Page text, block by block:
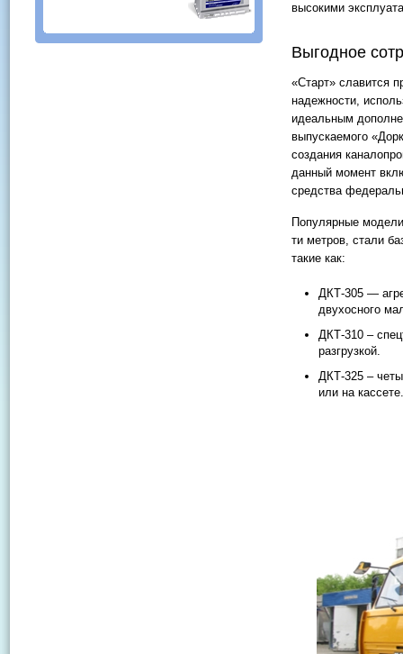
высокими
Выгодное
«Старт» славится
надежности,
идеальным
выпускаемого
создания
данный момент
средства
Популярные
ти метров, стали
такие как:
ДКТ-305 —
двухосного
ДКТ-310 –
разгрузкой.
ДКТ-325 –
или на кассете.